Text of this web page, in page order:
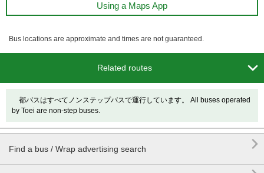
Using a Maps App
Bus locations are approximate and times are not guaranteed.
Related routes 
都バスはすべてノンステップバスで運行しています。 All buses operated
by Toei are non-step buses.
Find a bus / Wrap advertising search
